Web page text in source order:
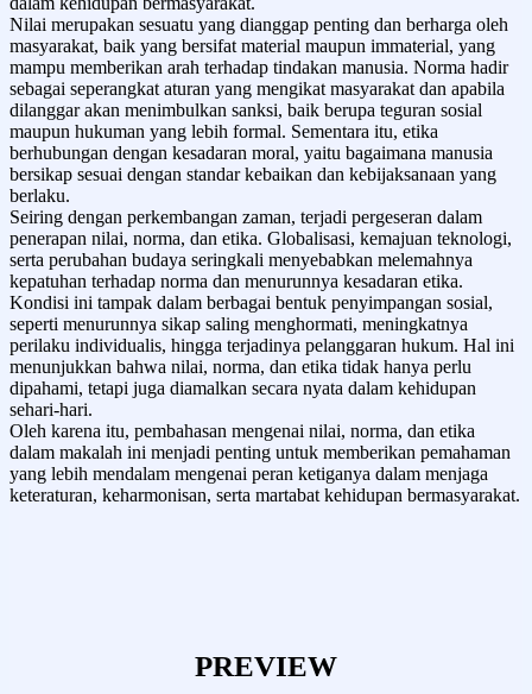
Nilai merupakan sesuatu yang dianggap penting dan berharga oleh
masyarakat, baik yang bersifat material maupun immaterial, yang
mampu memberikan arah terhadap tindakan manusia. Norma hadir
sebagai seperangkat aturan yang mengikat masyarakat dan apabila
dilanggar akan menimbulkan sanksi, baik berupa teguran sosial
maupun hukuman yang lebih formal. Sementara itu, etika
berhubungan dengan kesadaran moral, yaitu bagaimana manusia
bersikap sesuai dengan standar kebaikan dan kebijaksanaan yang
berlaku.
Seiring dengan perkembangan zaman, terjadi pergeseran dalam
penerapan nilai, norma, dan etika. Globalisasi, kemajuan teknologi,
serta perubahan budaya seringkali menyebabkan melemahnya
kepatuhan terhadap norma dan menurunnya kesadaran etika.
Kondisi ini tampak dalam berbagai bentuk penyimpangan sosial,
seperti menurunnya sikap saling menghormati, meningkatnya
perilaku individualis, hingga terjadinya pelanggaran hukum. Hal ini
menunjukkan bahwa nilai, norma, dan etika tidak hanya perlu
dipahami, tetapi juga diamalkan secara nyata dalam kehidupan
sehari-hari.
Oleh karena itu, pembahasan mengenai nilai, norma, dan etika
dalam makalah ini menjadi penting untuk memberikan pemahaman
yang lebih mendalam mengenai peran ketiganya dalam menjaga
keteraturan, keharmonisan, serta martabat kehidupan bermasyarakat.
PREVIEW